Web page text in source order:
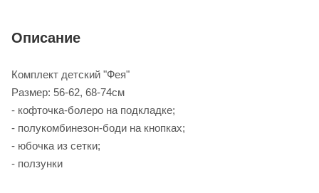
Описание
Комплект детский "Фея"
Размер: 56-62, 68-74см
- кофточка-болеро на подкладке;
- полукомбинезон-боди на кнопках;
- юбочка из сетки;
- ползунки